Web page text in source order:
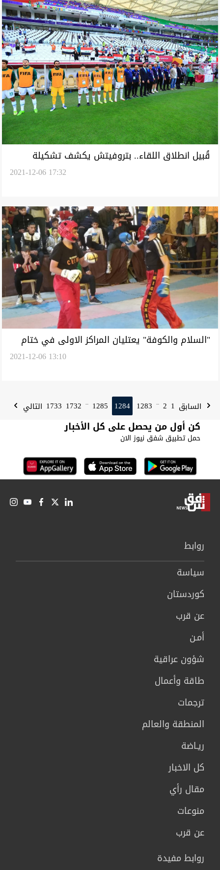
قُبيل انطلاق اللقاء.. بتروفيتش يكشف تشكيلة
2021-12-06 17:32
"السلام والكوفة" يعتليان المراكز الاولى في ختام
2021-12-06 13:10
السابق 1
2
...
1283
1284
1285
...
1732
1733 التالي
كن أول من يحصل على كل الأخبار
حمل تطبيق شفق نيوز الان
روابط
سیاسة
كوردستان
عن قرب
أمـن
شؤون عراقية
طاقة وأعمال
ترجمات
المنطقة والعالم
ريـاضة
كل الاخبار
مقال رأي
منوعات
عن قرب
روابط مفيدة